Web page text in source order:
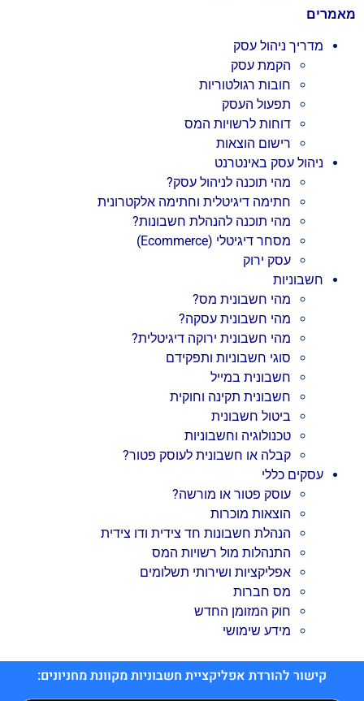
מאמרים
מדריך ניהול עסק
הקמת עסק
חובות רגולטוריות
תפעול העסק
דוחות לרשויות המס
רישום הוצאות
ניהול עסק באינטרנט
מהי תוכנה לניהול עסק?
חתימה דיגיטלית וחתימה אלקטרונית
מהי תוכנה להנהלת חשבונות?
מסחר דיגיטלי (Ecommerce)
עסק ירוק
חשבוניות
מהי חשבונית מס?
מהי חשבונית עסקה?
מהי חשבונית ירוקה דיגיטלית?
סוגי חשבוניות ותפקידם
חשבונית במייל
חשבונית תקינה וחוקית
ביטול חשבונית
טכנולוגיה וחשבוניות
קבלה או חשבונית לעוסק פטור?
עסקים כללי
עוסק פטור או מורשה?
הוצאות מוכרות
הנהלת חשבונות חד צידית ודו צידית
התנהלות מול רשויות המס
אפליקציות ושירותי תשלומים
מס חברות
חוק המזומן החדש
מידע שימושי
קישור להורדת אפליקציית חשבוניות מקוונת מחניונים: